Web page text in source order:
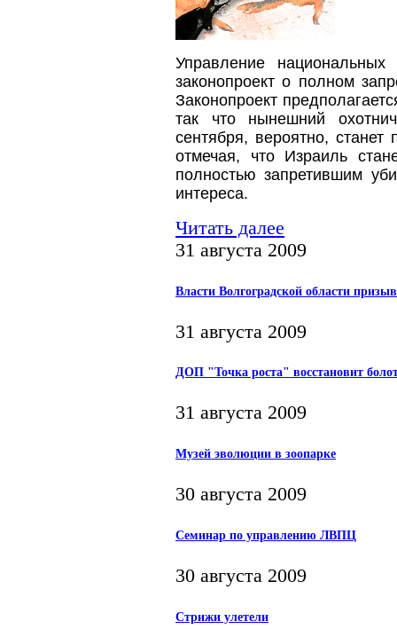
Управление
законопроект о полном
Законопроект
так что нынешний
сентября, вероятно,
отмечая, что Израиль
полностью запретившим
интереса.
Читать далее
31 августа 2009
Власти Волгоградской области
31 августа 2009
ДОП "Точка роста" восстановит
31 августа 2009
Музей эволюции в зоопарке
30 августа 2009
Семинар по управлению ЛВПЦ
30 августа 2009
Стрижи улетели